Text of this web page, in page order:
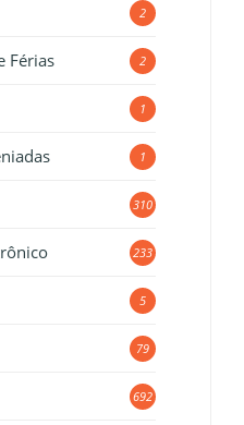
2
Férias 2
1
1
310
233
5
79
692